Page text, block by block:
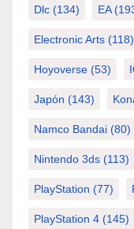
Dlc (134) EA
Electronic Arts (118)
Hoyoverse (53)
Japón (143)
Namco Bandai (80)
Nintendo 3ds (113)
PlayStation (77)
PlayStation 4 (145)